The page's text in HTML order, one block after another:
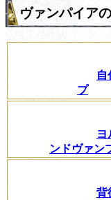
ヴァンパイア
自
プ
ヨ
ンドヴァン
背